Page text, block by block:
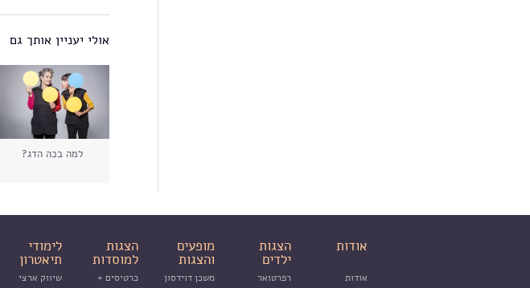
אולי יעניין אותך גם
למה בכה הדג?
אודות הצגות
ילדים
מופעים
והצגות
הצגות
למוסדות
לימודי
תיאטרון
אודות רפרטואר משכן דוידסון
כרטיסים +
שיווק ארצי